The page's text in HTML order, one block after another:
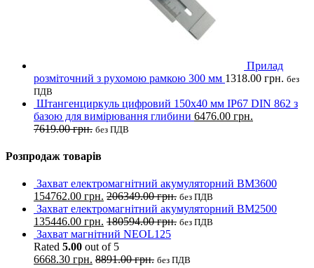
Прилад
розміточний з рухомою рамкою 300 мм 1318.00 грн. без
ПДВ
Штангенциркуль цифровий 150х40 мм IP67 DIN 862 з
базою для вимірювання глибини 6476.00 грн.
7619.00грн. без ПДВ
Розпродаж товарів
Захват електромагнітний акумуляторний BM3600
154762.00 грн. 206349.00грн. без ПДВ
Захват електромагнітний акумуляторний BM2500
135446.00 грн. 180594.00грн. без ПДВ
Захват магнітний NEOL125
Rated 5.00 out of 5
6668.30 грн. 8891.00грн. без ПДВ